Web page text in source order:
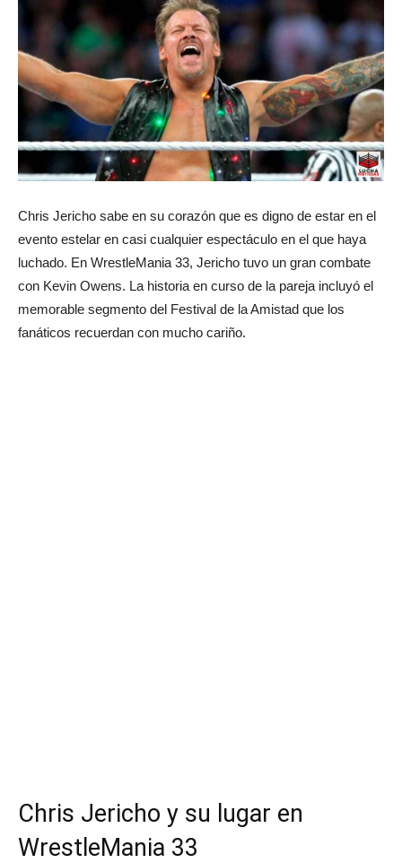
Chris Jericho sabe en su corazón que es digno de estar en el
evento estelar en casi cualquier espectáculo en el que haya
luchado. En WrestleMania 33, Jericho tuvo un gran combate
con Kevin Owens. La historia en curso de la pareja incluyó el
memorable segmento del Festival de la Amistad que los
fanáticos recuerdan con mucho cariño.
Chris Jericho y su lugar en
WrestleMania 33